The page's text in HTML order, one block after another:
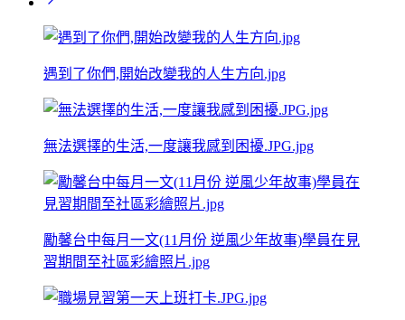
遇到了你們,開始改變我的人生方向.jpg
無法選擇的生活,一度讓我感到困擾.JPG.jpg
勵馨台中每月一文(11月份 逆風少年故事)學員在見
習期間至社區彩繪照片.jpg